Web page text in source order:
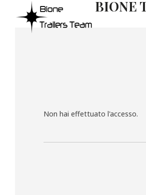
BIONE
Non hai effettuato l'accesso.